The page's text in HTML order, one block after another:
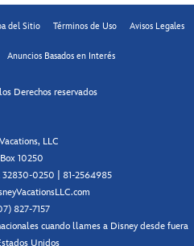
del Sitio Términos de Uso Avisos Legales
Anuncios Basados en Interés
Derechos reservados
LLC
10250
32830-0250 | 81-2564985
827-7157
cuando llames a Disney desde fuera
Unidos